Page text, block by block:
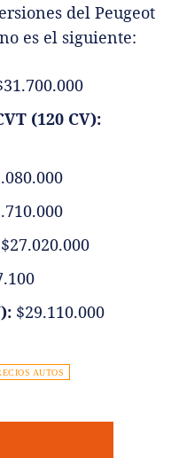
del Peugeot
es el siguiente:
(120 CV):
$27.020.000
$29.110.000
AUTOS